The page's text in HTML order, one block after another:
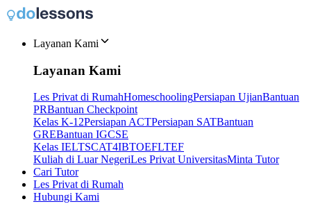
Layanan Kami
Layanan Kami
Les Privat di RumahHomeschoolingPersiapan UjianBantuan
PRBantuan Checkpoint
Kelas K-12Persiapan ACTPersiapan SATBantuan
GREBantuan IGCSE
Kelas IELTSCAT4IBTOEFLTEF
Kuliah di Luar NegeriLes Privat UniversitasMinta Tutor
Cari Tutor
Les Privat di Rumah
Hubungi Kami